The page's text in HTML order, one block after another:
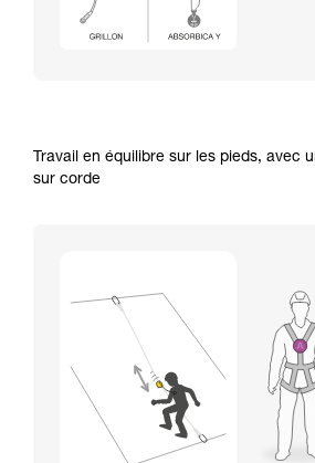
Travail en équilibre sur les pieds, avec
sur corde